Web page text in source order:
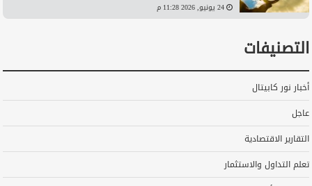
24 يونيو, 2026 11:28 م
التصنيفات
أخبار نور كابيتال
عاجل
التقارير الاقتصادية
تعلم التداول والاستثمار